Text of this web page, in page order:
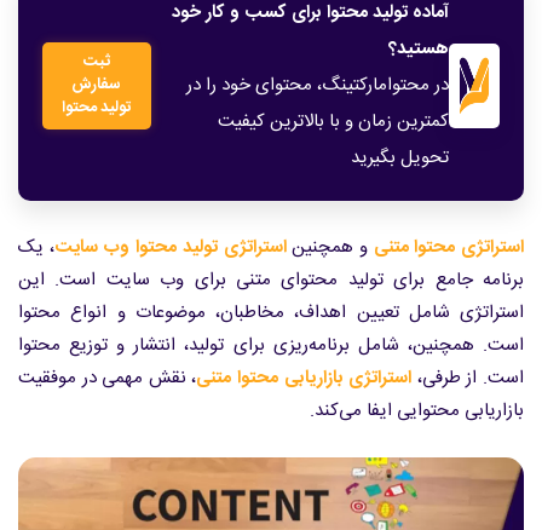
آماده تولید محتوا برای کسب و کار خود
هستید؟
در محتوامارکتینگ، محتوای خود را در
کمترین زمان و با بالاترین کیفیت
تحویل بگیرید
ثبت
سفارش
تولید محتوا
استراتژی محتوا متنی و همچنیناستراتژی تولید محتوا وب سایت، یک
برنامه جامع برای تولید محتوای متنی برای وب سایت است. این
استراتژی شامل تعیین اهداف، مخاطبان، موضوعات و انواع محتوا
است. همچنین، شامل برنامه‌ریزی برای تولید، انتشار و توزیع محتوا
است. از طرفی، استراتژی بازاریابی محتوا متنی، نقش مهمی در موفقیت
بازاریابی محتوایی ایفا می‌کند.